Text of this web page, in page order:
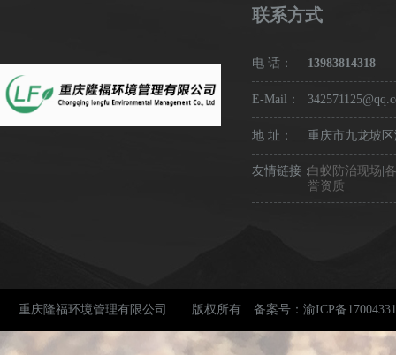
联系方式
电 话： 13983814318
E-Mail：
地 址： 重庆市九龙坡
友情链接：白蚁防治现场|
誉资质
重庆隆福环境管理有限公司 版权所有 备案号： 渝ICP备